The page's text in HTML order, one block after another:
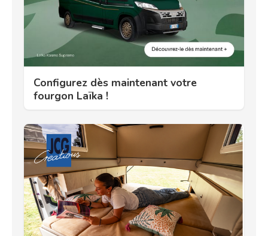
Configurez dès maintenant votre
fourgon Laïka !